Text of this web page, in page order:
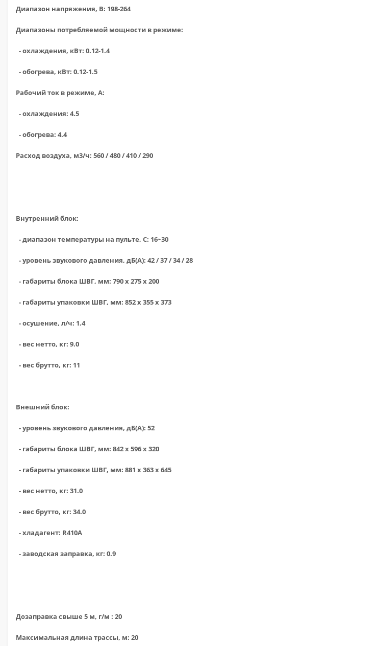
Диапазон напряжения, В: 198-264
Диапазоны потребляемой мощности в режиме:
- охлаждения, кВт: 0.12-1.4
- обогрева, кВт: 0.12-1.5
Рабочий ток в режиме, А:
- охлаждения: 4.5
- обогрева: 4.4
Расход воздуха, м3/ч: 560 / 480 / 410 / 290
Внутренний блок:
- диапазон температуры на пульте, С: 16~30
- уровень звукового давления, дБ(А): 42 / 37 / 34 / 28
- габариты блока ШВГ, мм: 790 х 275 х 200
- габариты упаковки ШВГ, мм: 852 х 355 х 373
- осушение, л/ч: 1.4
- вес нетто, кг: 9.0
- вес брутто, кг: 11
Внешний блок:
- уровень звукового давления, дБ(А): 52
- габариты блока ШВГ, мм: 842 х 596 х 320
- габариты упаковки ШВГ, мм: 881 х 363 х 645
- вес нетто, кг: 31.0
- вес брутто, кг: 34.0
- хладагент: R410A
- заводская заправка, кг: 0.9
Дозаправка свыше 5 м, г/м : 20
Максимальная длина трассы, м: 20